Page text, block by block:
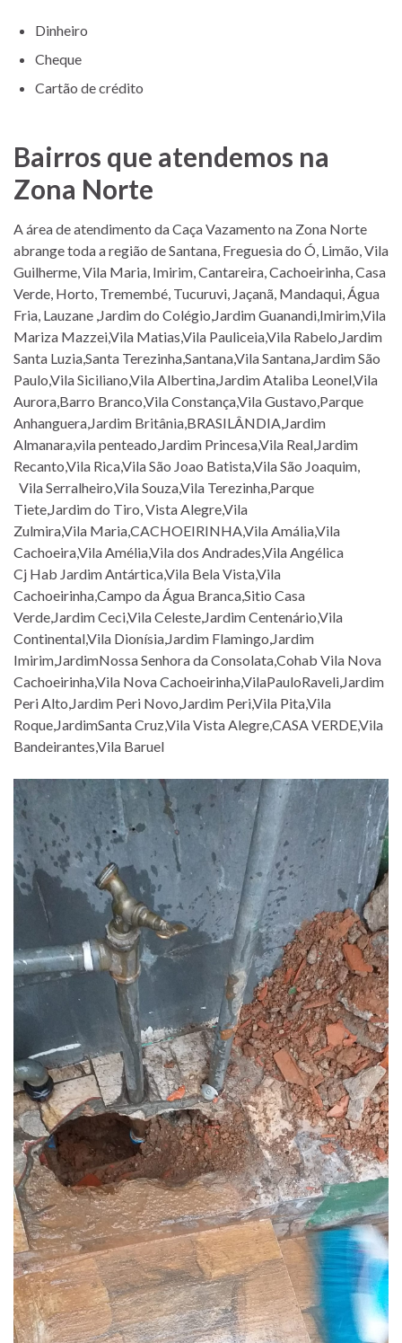
Dinheiro
Cheque
Cartão de crédito
Bairros que atendemos na
Zona Norte
A área de atendimento da Caça Vazamento na Zona Norte
abrange toda a região de Santana, Freguesia do Ó, Limão, Vila
Guilherme, Vila Maria, Imirim, Cantareira, Cachoeirinha, Casa
Verde, Horto, Tremembé, Tucuruvi, Jaçanã, Mandaqui, Água
Fria, Lauzane ,Jardim do Colégio,Jardim Guanandi,Imirim,Vila
Mariza Mazzei,Vila Matias,Vila Pauliceia,Vila Rabelo,Jardim
Santa Luzia,Santa Terezinha,Santana,Vila Santana,Jardim São
Paulo,Vila Siciliano,Vila Albertina,Jardim Ataliba Leonel,Vila
Aurora,Barro Branco,Vila Constança,Vila Gustavo,Parque
Anhanguera,Jardim Britânia,BRASILÂNDIA,Jardim
Almanara,vila penteado,Jardim Princesa,Vila Real,Jardim
Recanto,Vila Rica,Vila São Joao Batista,Vila São Joaquim,
Vila Serralheiro,Vila Souza,Vila Terezinha,Parque
Tiete,Jardim do Tiro, Vista Alegre,Vila
Zulmira,Vila Maria,CACHOEIRINHA,Vila Amália,Vila
Cachoeira,Vila Amélia,Vila dos Andrades,Vila Angélica
Cj Hab Jardim Antártica,Vila Bela Vista,Vila
Cachoeirinha,Campo da Água Branca,Sitio Casa
Verde,Jardim Ceci,Vila Celeste,Jardim Centenário,Vila
Continental,Vila Dionísia,Jardim Flamingo,Jardim
Imirim,JardimNossa Senhora da Consolata,Cohab Vila Nova
Cachoeirinha,Vila Nova Cachoeirinha,VilaPauloRaveli,Jardim
Peri Alto,Jardim Peri Novo,Jardim Peri,Vila Pita,Vila
Roque,JardimSanta Cruz,Vila Vista Alegre,CASA VERDE,Vila
Bandeirantes,Vila Baruel